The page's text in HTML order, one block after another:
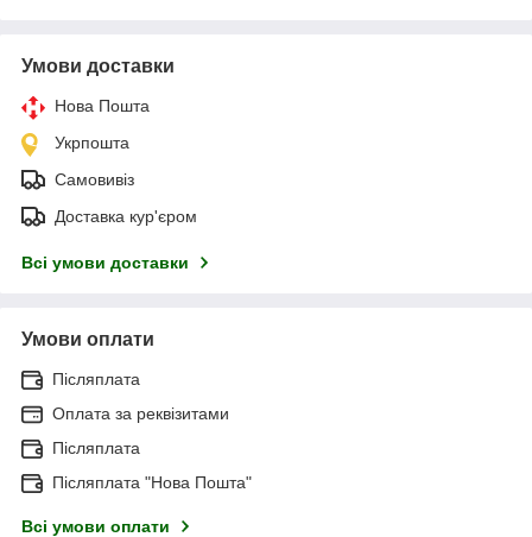
Умови доставки
Нова Пошта
Укрпошта
Самовивіз
Доставка кур'єром
Всі умови доставки
Умови оплати
Післяплата
Оплата за реквізитами
Післяплата
Післяплата "Нова Пошта"
Всі умови оплати